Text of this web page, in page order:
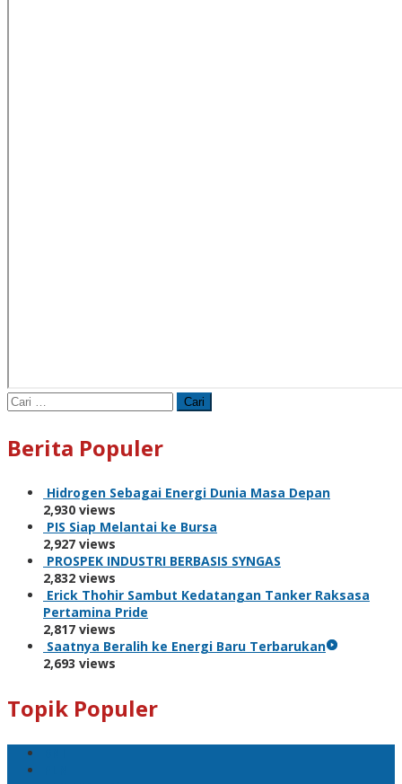
Cari
untuk:
Berita Populer
Hidrogen Sebagai Energi Dunia Masa Depan
2,930 views
PIS Siap Melantai ke Bursa
2,927 views
PROSPEK INDUSTRI BERBASIS SYNGAS
2,832 views
Erick Thohir Sambut Kedatangan Tanker Raksasa
Pertamina Pride
2,817 views
Saatnya Beralih ke Energi Baru Terbarukan
2,693 views
Topik Populer